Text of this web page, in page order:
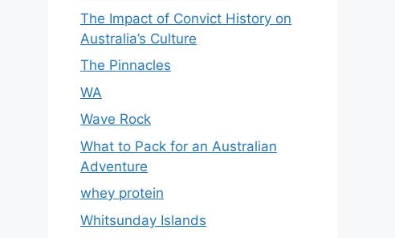
The Impact of Convict History on
Australia’s Culture
The Pinnacles
WA
Wave Rock
What to Pack for an Australian
Adventure
whey protein
Whitsunday Islands